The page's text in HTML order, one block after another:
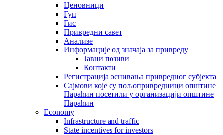
Ценовници
Гуп
Гис
Привредни савет
Aнализе
Информације од значаја за привреду
Јавни позиви
Контакти
Регистрација оснивања привредног субјекта
Сајмови које су пољопривредници општине
Параћин посетили у организацији општине
Параћин
Economy
Infrastructure and traffic
State incentives for investors